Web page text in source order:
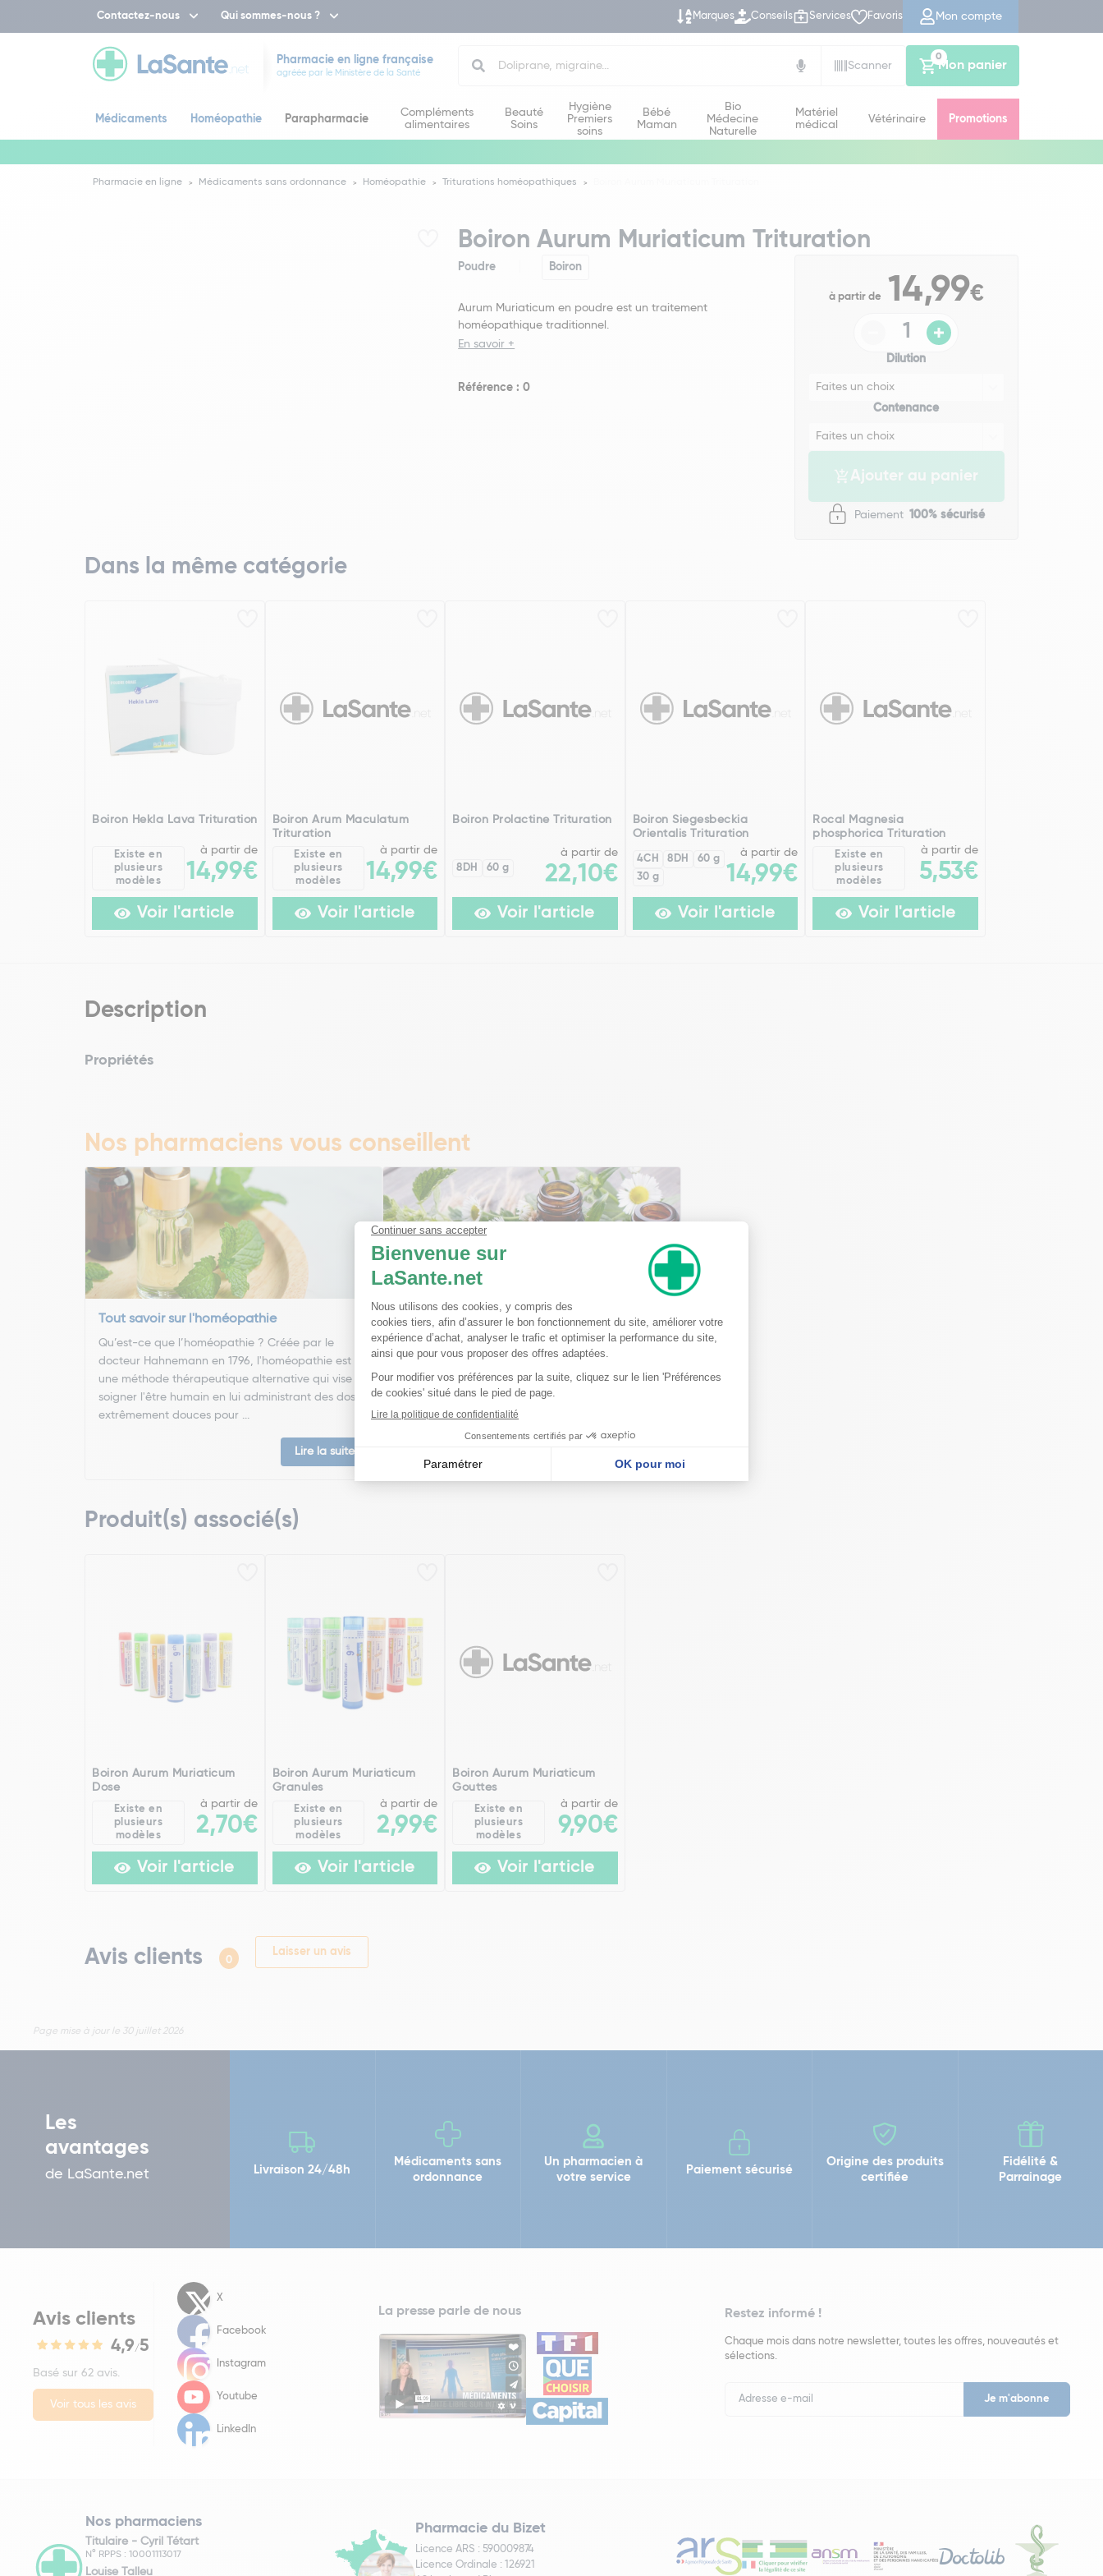
Contactez-nous Qui sommes-nous ? Marques Conseils Services Favoris Mon compte
Pharmacie en ligne française
agréée par le Ministère de la Santé
Scanner
Mon panier
0
Médicaments Homéopathie Parapharmacie
Compléments
alimentaires
Beauté
Soins
Hygiène
Premiers
soins
Bébé
Maman
Bio
Médecine
Naturelle
Matériel
médical
Vétérinaire Promotions
Pharmacie en ligne Médicaments sans ordonnance Homéopathie Triturations homéopathiques
Boiron Aurum Muriaticum Trituration
Poudre Boiron
Aurum Muriaticum en poudre est un traitement
homéopathique traditionnel.
En savoir +
Référence : 0
à partir de 14,99€
Dilution
Contenance
Ajouter au panier
Paiement 100% sécurisé
Dans la même catégorie
Boiron Hekla Lava Trituration
Existe en
plusieurs
modèles
à partir de
14,99€
Voir l'article
Boiron Arum Maculatum
Trituration
Existe en
plusieurs
modèles
à partir de
14,99€
Voir l'article
Boiron Prolactine Trituration
8DH 60 g
à partir de
22,10€
Voir l'article
Boiron Siegesbeckia
Orientalis Trituration
4CH 8DH
60 g
30 g
à partir de
14,99€
Voir l'article
Rocal Magnesia
phosphorica Trituration
Existe en
plusieurs
modèles
à partir de
5,53€
Voir l'article
Description
Propriétés
Nos pharmaciens vous conseillent
Tout savoir sur l'homéopathie
Qu’est-ce que l’homéopathie ? Créée par le
docteur Hahnemann en 1796, l'homéopathie est
une méthode thérapeutique alternative qui vise à
soigner l'être humain en lui administrant des doses
extrêmement douces pour ...
Lire la suite
Ma trousse à pharmacie homéopathique
Ceci est un petit guide pratique des traitements
homéopathiques à avoir chez soi ! L'homéopathie
est une disciple à part entière dans l'arsenal
thérapeutique. Celle-ci est basée sur le principe
qu'une ...
Produit(s) associé(s)
Boiron Aurum Muriaticum
Dose
Existe en
plusieurs
modèles
à partir de
2,70€
Voir l'article
Boiron Aurum Muriaticum
Granules
Existe en
plusieurs
modèles
à partir de
2,99€
Voir l'article
Boiron Aurum Muriaticum
Gouttes
Existe en
plusieurs
modèles
à partir de
9,90€
Voir l'article
Avis clients 0
Laisser un avis
Page mise à jour le 30 juillet 2026
Les
avantages
de LaSante.net Livraison 24/48h
Médicaments sans
ordonnance
Un pharmacien à
votre service
Paiement sécurisé
Origine des produits
certifiée
Fidélité &
Parrainage
Avis clients
4,9/5
Basé sur 62 avis.
Voir tous les avis
X
Facebook
Instagram
Youtube
LinkedIn
La presse parle de nous Restez informé !
Chaque mois dans notre newsletter, toutes les offres, nouveautés et
sélections.
Newsletter
Nos pharmaciens
Titulaire - Cyril Tétart
N° RPPS : 10001113017
Louise Talleu
Pharmacie du Bizet
Licence ARS : 590009874
Licence Ordinale : 126921